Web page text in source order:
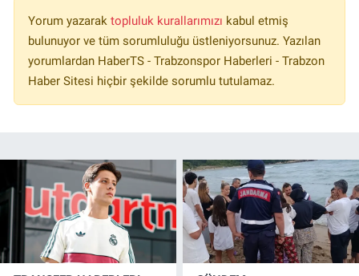
Yorum yazarak topluluk kurallarımızı kabul etmiş
bulunuyor ve tüm sorumluluğu üstleniyorsunuz. Yazılan
yorumlardan HaberTS - Trabzonspor Haberleri - Trabzon
Haber Sitesi hiçbir şekilde sorumlu tutulamaz.